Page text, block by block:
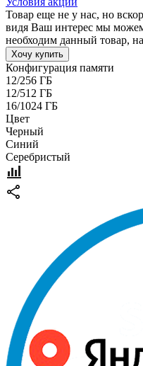
Товар еще не у нас, но
видя Ваш интерес мы
необходим данный товар,
Хочу купить
Конфигурация памяти
12/256 ГБ
12/512 ГБ
16/1024 ГБ
Цвет
Черный
Синий
Серебристый